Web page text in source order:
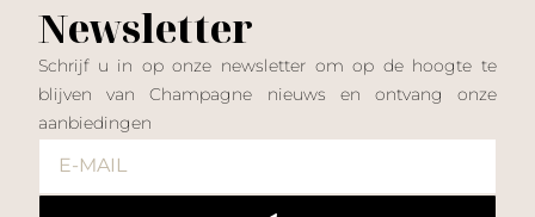
Newsletter
Schrijf u in op onze newsletter om op de hoogte te
blijven van Champagne nieuws en ontvang onze
aanbiedingen